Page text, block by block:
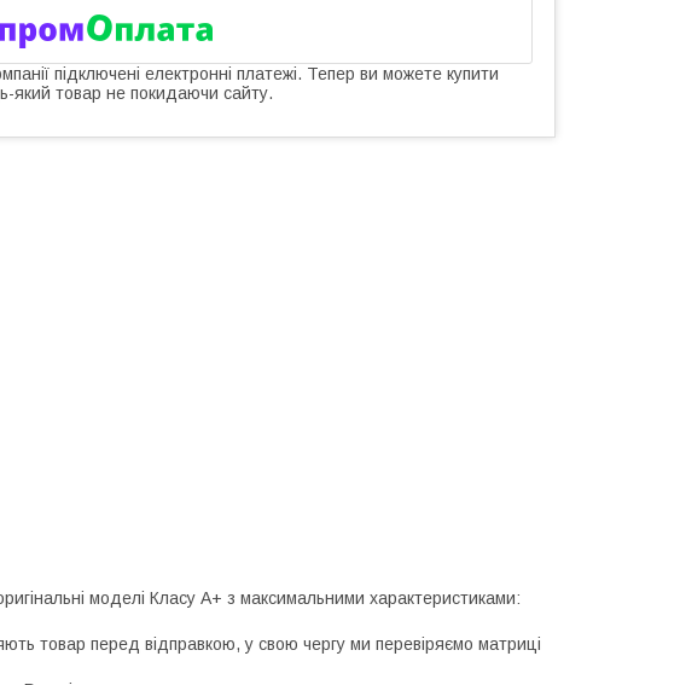
підключені електронні платежі. Тепер ви можете купити
який товар не покидаючи сайту.
моделі Класу А+ з максимальними характеристиками:
товар перед відправкою, у свою чергу ми перевіряємо матриці